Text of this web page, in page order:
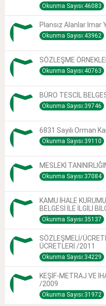
Okunma Sayısı:46083
Plansız Alanlar
Okunma Sayısı:43962
SÖZLEŞME
Okunma Sayısı:40763
BÜRO TESCİL
Okunma Sayısı:39746
6831 Sayılı Orman
Okunma Sayısı:39110
MESLEKİ
Okunma Sayısı:37084
KAMU İHALE
BELGESİ İLE İLGİLİ
Okunma Sayısı:35137
SÖZLEŞMELİ/
ÜCRETLERİ /2011
Okunma Sayısı:34229
KEŞİF-METRAJ VE
/2009
Okunma Sayısı:31972